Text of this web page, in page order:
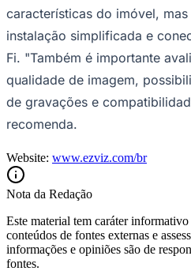
Palmeiras
características do imóvel,
instalação simplificada e
Fi. "Também é importante
qualidade de imagem,
de gravações e
recomenda.
Website: www.ezviz.com/br
Nota da Redação
Este material tem caráter
conteúdos de fontes externas e
informações e opiniões são de
fontes.